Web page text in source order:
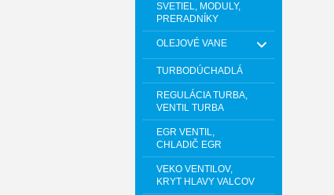
SVETIEL, MODULY,
PRERADNÍKY
OLEJOVÉ VANE
TURBODÚCHADLÁ
REGULÁCIA TURBA,
VENTIL TURBA
EGR VENTIL,
CHLADIČ EGR
VEKO VENTILOV,
KRYT HLAVY VALCOV